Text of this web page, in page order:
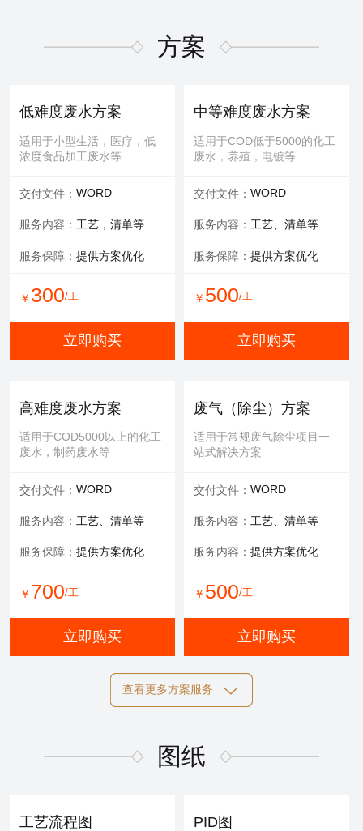
制，增加或删减功能版块等
维修内容：提供编程服务
可选服务：提供管线材料
立即购买
式膜，板式膜，陶瓷膜等
可选服务：提供清洗药剂
服务保障：通量至70%
立即购买
有限空间作业
适用于一体化设备内部，
井，窖，地下操作室等
安全保障：专业设备持证
服务内容：清理，维修等
立即购买
填料更换
适用于河道，池塘，景观
水，污水池体，环保设备等
可选服务：填料购买
立即购买
设备清洗
适用于玻璃钢，污水池体清
洁，过滤罐、一体化设备等
定期清洗优惠
立即购买
方案
低难度废水方案
适用于小型生活，医疗，低
浓度食品加工废水等
交付文件： WORD
服务内容： 工艺，清单等
服务保障： 提供方案优化
￥ 300/工
立即购买
中等难度废水方案
适用于COD低于5000的化工
废水，养殖，电镀等
交付文件： WORD
服务内容： 工艺、清单等
服务保障： 提供方案优化
￥ 500/工
立即购买
高难度废水方案
适用于COD5000以上的化工
废水，制药废水等
交付文件： WORD
服务内容： 工艺、清单等
服务保障： 提供方案优化
￥ 700/工
立即购买
废气（除尘）方案
适用于常规废气除尘项目一
站式解决方案
交付文件： WORD
服务内容： 工艺、清单等
服务内容： 提供方案优化
￥ 500/工
立即购买
服务承诺：包修改
标书制作
文件编写
服务内容：
查看更多方案服务
图纸
工艺流程图 PID图